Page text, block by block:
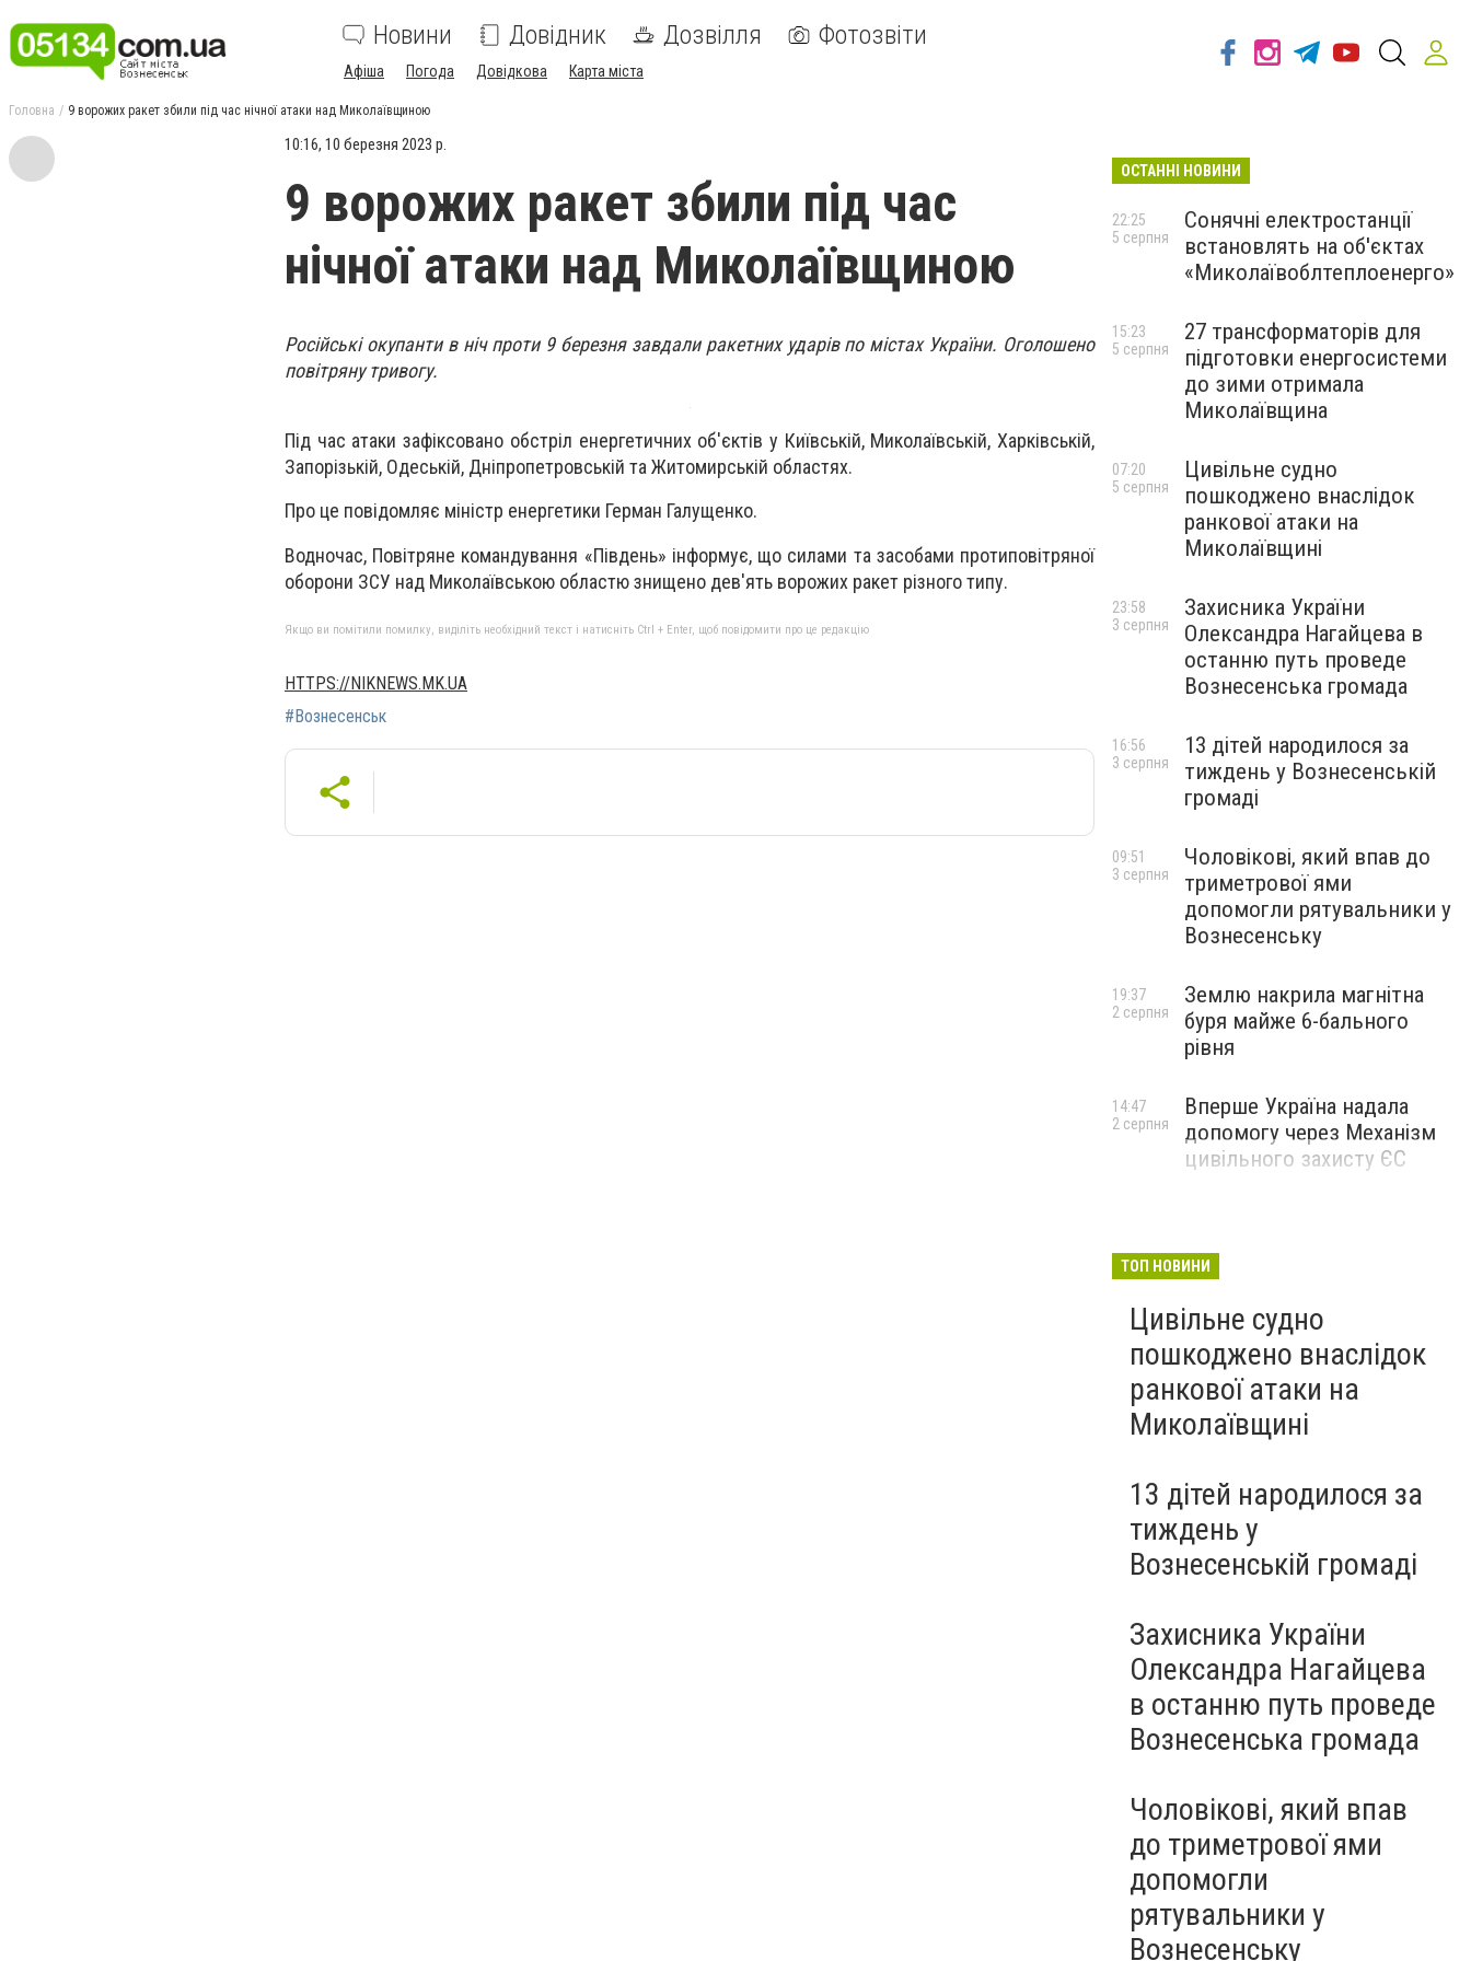
Новини Довідник Дозвілля Фотозвіти
Афіша Погода Довідкова Карта міста
Головна 9 ворожих ракет збили під час нічної атаки над Миколаївщиною
10:16, 10 березня 2023 р.
9 ворожих ракет збили під час
нічної атаки над Миколаївщиною
Російські окупанти в ніч проти 9 березня завдали ракетних ударів по містах України. Оголошено
повітряну тривогу.
Під час атаки зафіксовано обстріл енергетичних об'єктів у Київській, Миколаївській, Харківській,
Запорізькій, Одеській, Дніпропетровській та Житомирській областях.
Про це повідомляє міністр енергетики Герман Галущенко.
Водночас, Повітряне командування «Південь» інформує, що силами та засобами протиповітряної
оборони ЗСУ над Миколаївською областю знищено дев'ять ворожих ракет різного типу.
Якщо ви помітили помилку, виділіть необхідний текст і натисніть Ctrl + Enter, щоб повідомити про це редакцію
HTTPS://NIKNEWS.MK.UA
#Вознесенськ
ОСТАННІ НОВИНИ
Сонячні електростанції
встановлять на об'єктах
«Миколаївоблтеплоенерго»
22:25
5 серпня
27 трансформаторів для
підготовки енергосистеми
до зими отримала
Миколаївщина
15:23
5 серпня
Цивільне судно
пошкоджено внаслідок
ранкової атаки на
Миколаївщині
07:20
5 серпня
Захисника України
Олександра Нагайцева в
останню путь проведе
Вознесенська громада
23:58
3 серпня
13 дітей народилося за
тиждень у Вознесенській
громаді
16:56
3 серпня
Чоловікові, який впав до
триметрової ями
допомогли рятувальники у
Вознесенську
09:51
3 серпня
Землю накрила магнітна
буря майже 6-бального
рівня
19:37
2 серпня
Вперше Україна надала
допомогу через Механізм
цивільного захисту ЄС
14:47
2 серпня
ТОП НОВИНИ
Цивільне судно
пошкоджено внаслідок
ранкової атаки на
Миколаївщині
13 дітей народилося за
тиждень у
Вознесенській громаді
Захисника України
Олександра Нагайцева
в останню путь проведе
Вознесенська громада
Чоловікові, який впав
до триметрової ями
допомогли
рятувальники у
Вознесенську